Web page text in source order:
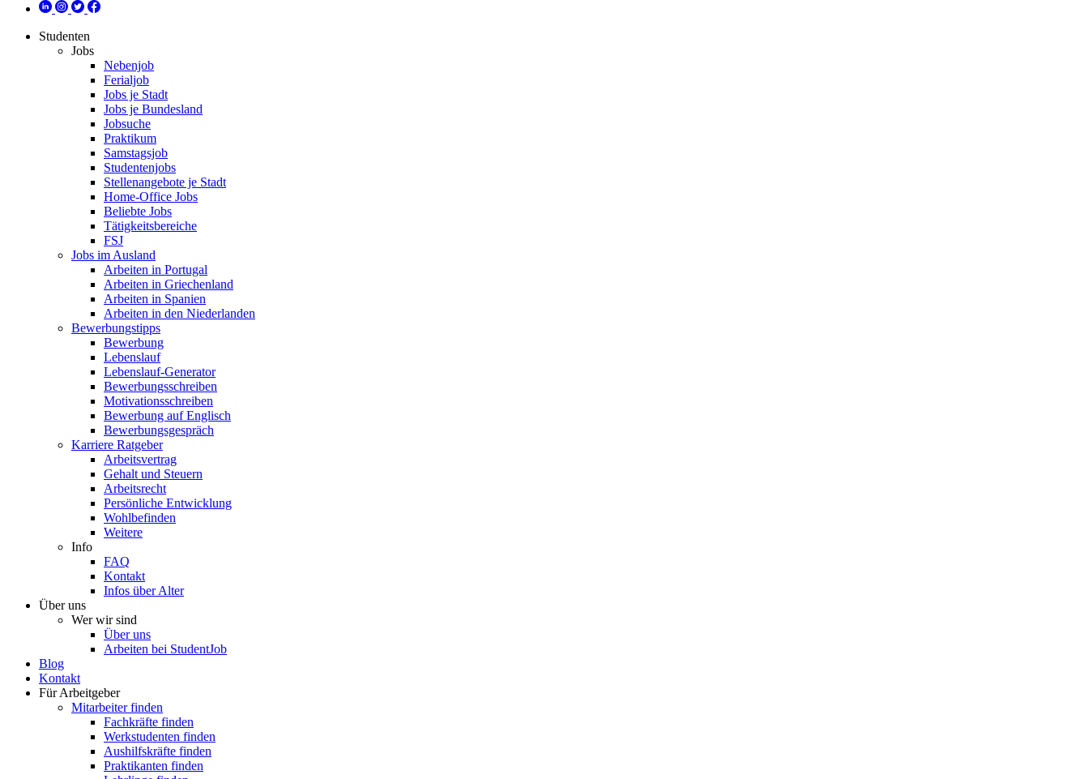
Studenten
Jobs
Nebenjob
Ferialjob
Jobs je Stadt
Jobs je Bundesland
Jobsuche
Praktikum
Samstagsjob
Studentenjobs
Stellenangebote je Stadt
Home-Office Jobs
Beliebte Jobs
Tätigkeitsbereiche
FSJ
Jobs im Ausland
Arbeiten in Portugal
Arbeiten in Griechenland
Arbeiten in Spanien
Arbeiten in den Niederlanden
Bewerbungstipps
Bewerbung
Lebenslauf
Lebenslauf-Generator
Bewerbungsschreiben
Motivationsschreiben
Bewerbung auf Englisch
Bewerbungsgespräch
Karriere Ratgeber
Arbeitsvertrag
Gehalt und Steuern
Arbeitsrecht
Persönliche Entwicklung
Wohlbefinden
Weitere
Info
FAQ
Kontakt
Infos über Alter
Über uns
Wer wir sind
Über uns
Arbeiten bei StudentJob
Blog
Kontakt
Für Arbeitgeber
Mitarbeiter finden
Fachkräfte finden
Werkstudenten finden
Aushilfskräfte finden
Praktikanten finden